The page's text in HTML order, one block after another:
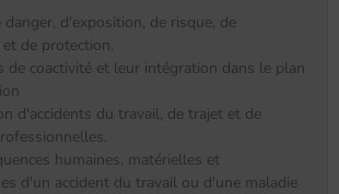
d'exposition, de risque, de
de protection.
de coactivité et leur intégration dans le plan
d'accidents du travail, de trajet et de
humaines, matérielles et
d'un accident du travail ou d'une maladie